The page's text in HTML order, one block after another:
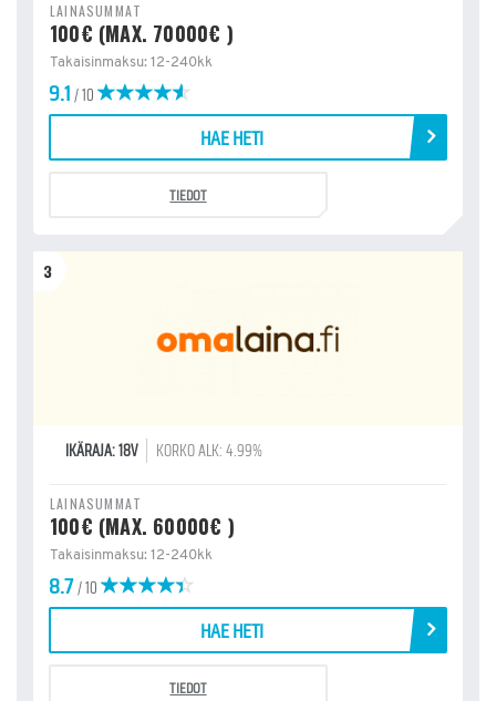
LAINASUMMAT
100€ (MAX. 70000€ )
Takaisinmaksu: 12-240kk
9.1/ 10
HAE HETI
TIEDOT
3
IKÄRAJA: 18V KORKO ALK: 4.99%
LAINASUMMAT
100€ (MAX. 60000€ )
Takaisinmaksu: 12-240kk
8.7/ 10
HAE HETI
TIEDOT